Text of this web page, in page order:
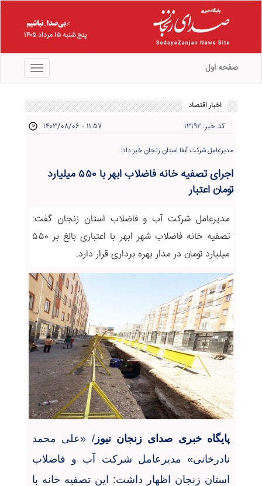
پنج شنبه ۱۵ مرداد ۱۴۰۵
منو صفحه اول
اخبار اقتصاد
کد خبر: ۱۳۱۹۲ ۱۴۰۳/۰۸/۰۶ - ۱۱:۵۷
مدیرعامل شرکت آبفا استان زنجان خبر داد:
اجرای تصفیه خانه فاضلاب ابهر با ۵۵۰ میلیارد
تومان اعتبار
مدیرعامل شرکت آب و فاضلاب استان زنجان گفت:
تصفیه خانه فاضلاب شهر ابهر با اعتباری بالغ بر ۵۵۰
میلیارد تومان در مدار بهره برداری قرار دارد.
پایگاه خبری صدای زنجان نیوز/ «علی محمد
نادرخانی» مدیرعامل شرکت آب و فاضلاب
استان زنجان اظهار داشت: این تصفیه خانه با